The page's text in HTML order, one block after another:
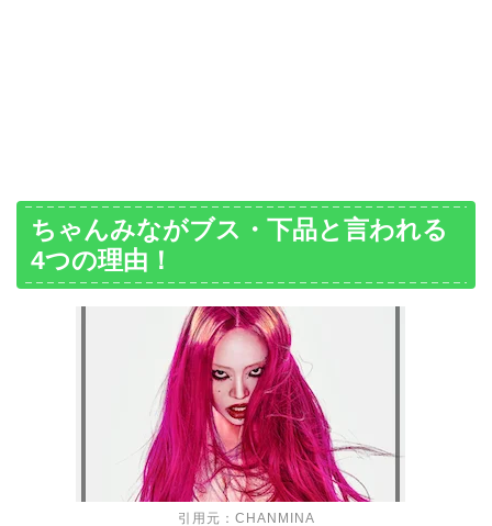
ちゃんみながブス・下品と言われる
4つの理由！
引用元：CHANMINA